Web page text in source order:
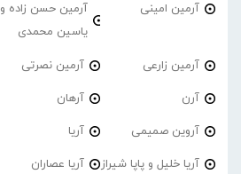
آرمین امینی
آرمین حسن زاده و
یاسین محمدی
آرمین زارعی آرمین نصرتی
آرن آرهان
آروین صمیمی آریا
آریا خلیل و پاپا شیراز آریا عصاران